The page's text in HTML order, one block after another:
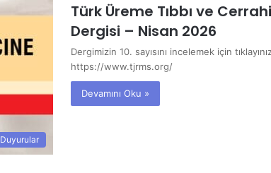
Duyurular
Türk Üreme Tıbbı ve
Dergisi – Nisan 2026
Dergimizin 10. sayısını incelemek için
https://www.tjrms.org/
Devamını Oku »